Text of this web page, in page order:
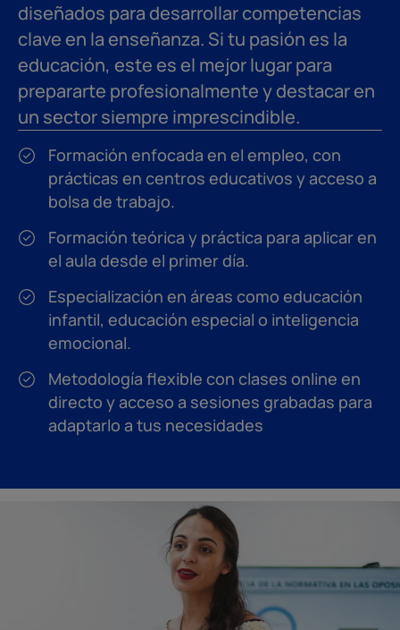
diseñados para desarrollar competencias
clave en la enseñanza. Si tu pasión es la
educación, este es el mejor lugar para
prepararte profesionalmente y destacar en
un sector siempre imprescindible.
Formación enfocada en el empleo, con
prácticas en centros educativos y acceso a
bolsa de trabajo.
Formación teórica y práctica para aplicar en
el aula desde el primer día.
Especialización en áreas como educación
infantil, educación especial o inteligencia
emocional.
Metodología flexible con clases online en
directo y acceso a sesiones grabadas para
adaptarlo a tus necesidades